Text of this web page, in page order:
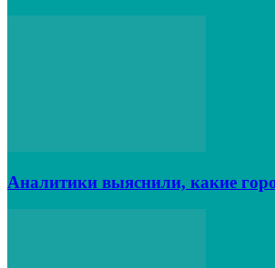
Аналитики выяснили, какие